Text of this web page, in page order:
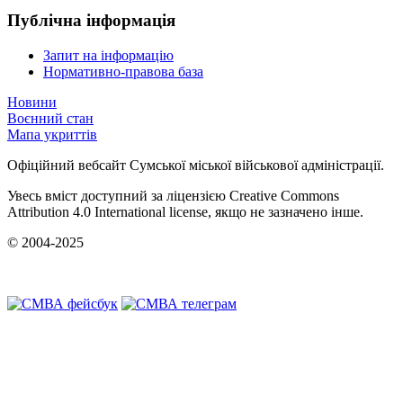
Публічна інформація
Запит на інформацію
Нормативно-правова база
Новини
Воєнний стан
Мапа укриттів
Офіційний вебсайт Сумської міської військової адміністрації.
Увесь вміст доступний за ліцензією Creative Commons
Attribution 4.0 International license, якщо не зазначено інше.
© 2004-2025